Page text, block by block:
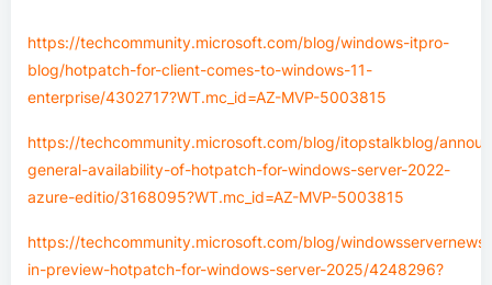
https://techcommunity.microsoft.com/blog/windows-itpro-
blog/hotpatch-for-client-comes-to-windows-11-
enterprise/4302717?WT.mc_id=AZ-MVP-5003815
https://techcommunity.microsoft.com/blog/itopstalkblog/
general-availability-of-hotpatch-for-windows-server-2022-
azure-editio/3168095?WT.mc_id=AZ-MVP-5003815
https://techcommunity.microsoft.com/blog/
in-preview-hotpatch-for-windows-server-2025/4248296?